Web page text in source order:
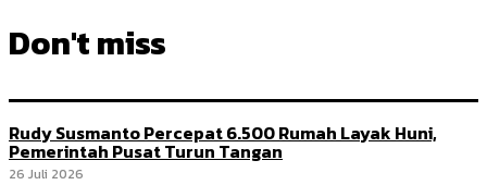
Don't miss
Rudy Susmanto Percepat 6.500 Rumah Layak Huni,
Pemerintah Pusat Turun Tangan
26 Juli 2026